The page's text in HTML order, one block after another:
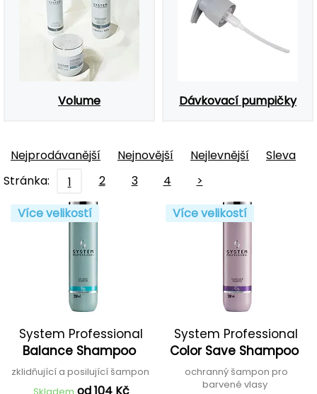
Volume Dávkovací pumpičky
Nejprodávanější Nejnovější Nejlevnější
Sleva
Stránka:
1 2 3 4
>
Více velikostí
System Professional
Balance Shampoo
zklidňující a posilující šampon
Více velikostí
System Professional
Color Save Shampoo
ochranný šampon pro
barvené vlasy